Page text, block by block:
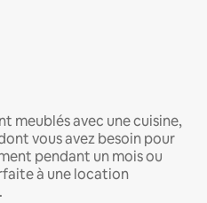
meublés avec une cuisine,
vous avez besoin pour
pendant un mois ou
à une location